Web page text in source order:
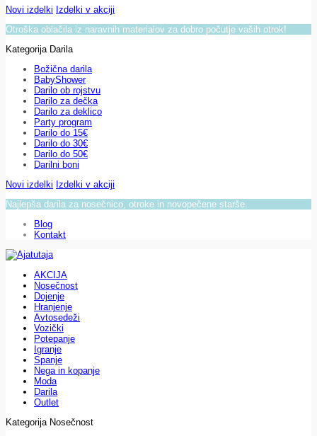
Novi izdelki Izdelki v akciji
Otroška oblačila iz naravnih materialov za dobro počutje vaših otrok!
Kategorija Darila
Božična darila
BabyShower
Darilo ob rojstvu
Darilo za dečka
Darilo za deklico
Party program
Darilo do 15€
Darilo do 30€
Darilo do 50€
Darilni boni
Novi izdelki Izdelki v akciji
Najlepša darila za nosečnico, otroke in novopečene starše.
Blog
Kontakt
AKCIJA
Nosečnost
Dojenje
Hranjenje
Avtosedeži
Vozički
Potepanje
Igranje
Spanje
Nega in kopanje
Moda
Darila
Outlet
Kategorija Nosečnost